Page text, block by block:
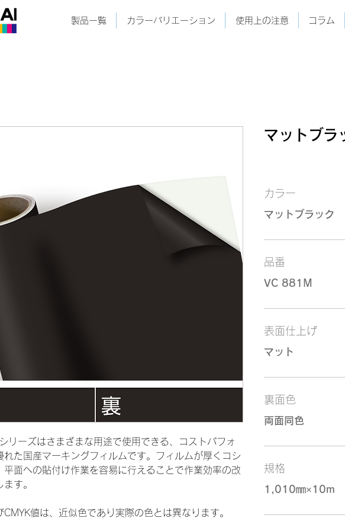
製品一覧 カラーバリエーション 使用上の注意 コラム
リーズはさまざまな用途で使用できる、コストパフォ
れた国産マーキングフィルムです。フィルムが厚くコシ
平面への貼付け作業を容易に行えることで作業効率の改
す。
値は、近似色であり実際の色とは異なります。
マットブ
カラー
マットブラック
品番
VC 881M
表面仕上げ
マット
裏面色
両面同色
規格
1,010㎜×10m